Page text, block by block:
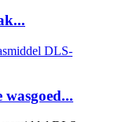
wasgoed...